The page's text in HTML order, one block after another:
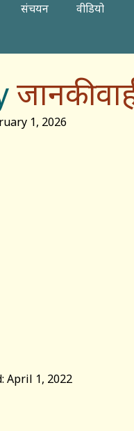
संचयन
वीडियो
जानकी
1, 2026
1, 2022